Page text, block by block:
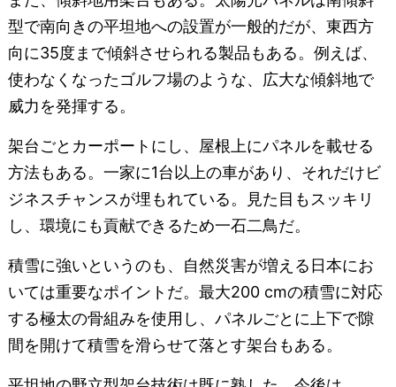
型で南向きの平坦地への設置が一般的だが、東西方
向に35度まで傾斜させられる製品もある。例えば、
使わなくなったゴルフ場のような、広大な傾斜地で
威力を発揮する。
架台ごとカーポートにし、屋根上にパネルを載せる
方法もある。一家に1台以上の車があり、それだけビ
ジネスチャンスが埋もれている。見た目もスッキリ
し、環境にも貢献できるため一石二鳥だ。
積雪に強いというのも、自然災害が増える日本にお
いては重要なポイントだ。最大200 cmの積雪に対応
する極太の骨組みを使用し、パネルごとに上下で隙
間を開けて積雪を滑らせて落とす架台もある。